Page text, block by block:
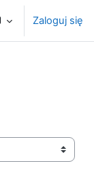
Zaloguj się